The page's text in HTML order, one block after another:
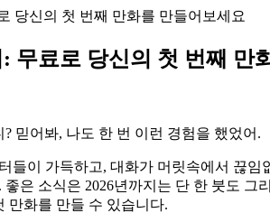
당신의 첫 번째 만화를 만들어보세요
무료로 당신의 첫 번째 만
믿어봐, 나도 한 번 이런 경험을 했었어.
들이 가득하고, 대화가 머릿속에서 끊
은 소식은 2026년까지는 단 한 붓도
만화를 만들 수 있습니다.